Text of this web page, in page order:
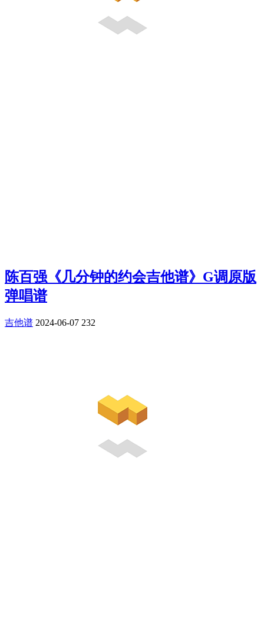
陈百强《几分钟的约会吉他谱》G调原版
弹唱谱
吉他谱 2024-06-07 232